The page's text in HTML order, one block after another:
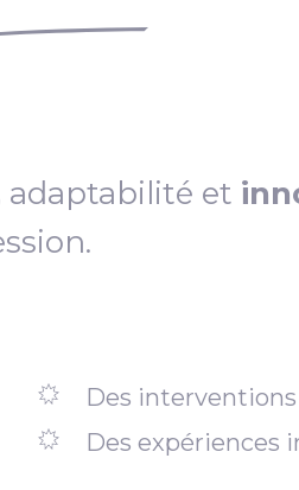
adaptabilité et
Des
Des expériences